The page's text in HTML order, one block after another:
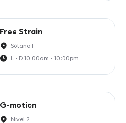
Free Strain
Sótano 1
L - D 10:00am - 10:00pm
G-motion
Nivel 2